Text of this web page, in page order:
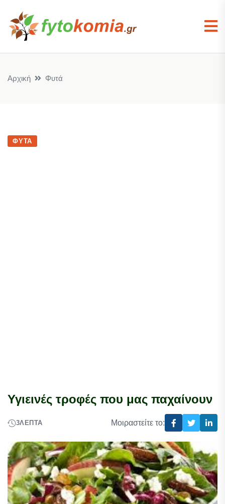
Αρχική Φυτά
ΦΥΤΆ
Υγιεινές τροφές που μας παχαίνουν
3ΛΕΠΤΆ Μοιραστείτε το: